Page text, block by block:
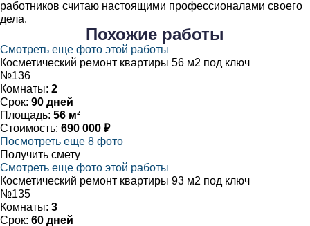
работников считаю настоящими профессионалами своего
дела.
Похожие работы
Смотреть еще фото этой работы
Косметический ремонт квартиры 56 м2 под ключ
№136
Комнаты: 2
Срок: 90 дней
Площадь: 56 м²
Стоимость: 690 000 ₽
Посмотреть еще 8 фото
Получить смету
Смотреть еще фото этой работы
Косметический ремонт квартиры 93 м2 под ключ
№135
Комнаты: 3
Срок: 60 дней